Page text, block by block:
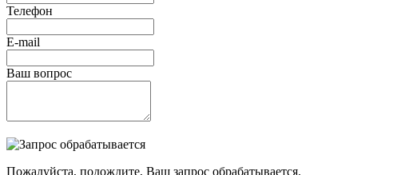
Телефон
E-mail
Ваш вопрос
Пожалуйста, подождите, Ваш запрос обрабатывается.